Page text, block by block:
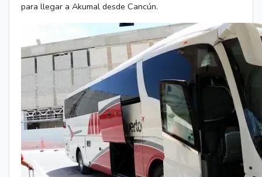
para llegar a Akumal desde Cancún.